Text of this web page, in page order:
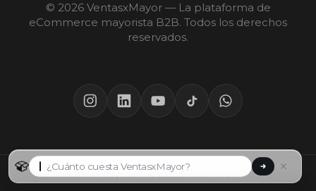
© 2026 VentasxMayor — La plataforma de
eCommerce mayorista B2B. Todos los derechos
reservados.
Políticas de privacidad · Términos de uso